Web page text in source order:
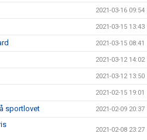
2021-03-16 09:54
2021-03-15 13:43
2021-03-15 08:41
2021-03-12 14:02
2021-03-12 13:50
2021-02-15 19:01
sportlovet 2021-02-09 20:37
2021-02-08 23:27